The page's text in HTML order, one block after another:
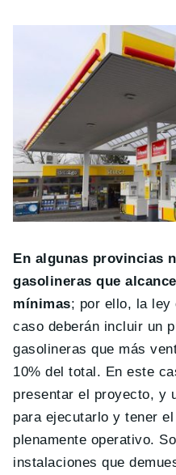
En algunas provincias
gasolineras que
mínimas; por ello, la ley
caso deberán incluir un
gasolineras que más
10% del total. En este
presentar el proyecto, y
para ejecutarlo y tener
plenamente operativo.
instalaciones que